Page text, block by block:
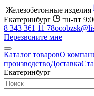
Железобетонные изделия
Екатеринбург
пн-пт
8 343 361 11 78
Перезвоните мне
Каталог товаровО
производствоДоставка
Екатеринбург